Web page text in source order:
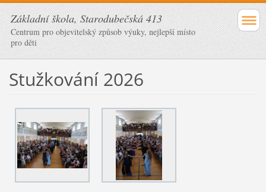
Základní škola, Starodubečská 413
Centrum pro objevitelský způsob výuky, nejlepší místo
pro děti
Stužkování 2026